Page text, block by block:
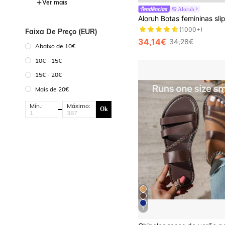
Ver mais
Faixa De Preço (EUR)
Abaixo de 10€
10€ - 15€
15€ - 20€
Mais de 20€
Mín.: Máximo: Ok
Aloruh
(1000+)
34,14€ 34,28€
7